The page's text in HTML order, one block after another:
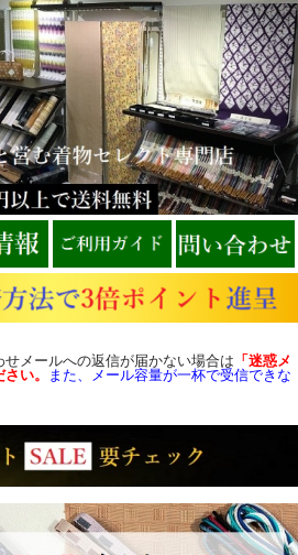
メールへの返信が届かない場合は 「迷惑メ
い。
また、メール容量が一杯で受信できな